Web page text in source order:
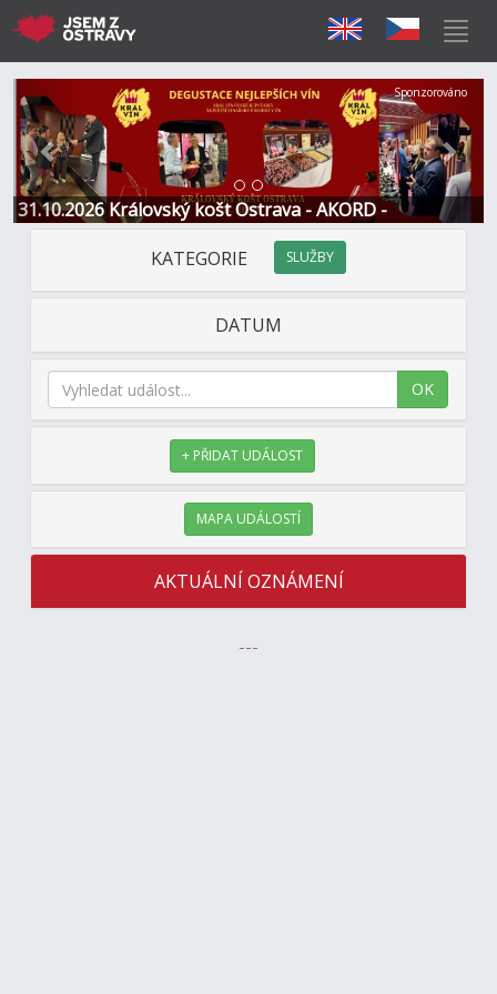
31.10.2026 Královský košt Ostrava - AKORD -
Restaurace a Hotel
Předchozí Další
Sponzorováno
KATEGORIE SLUŽBY
DATUM
OK
+ PŘIDAT UDÁLOST
MAPA UDÁLOSTÍ
AKTUÁLNÍ OZNÁMENÍ
---